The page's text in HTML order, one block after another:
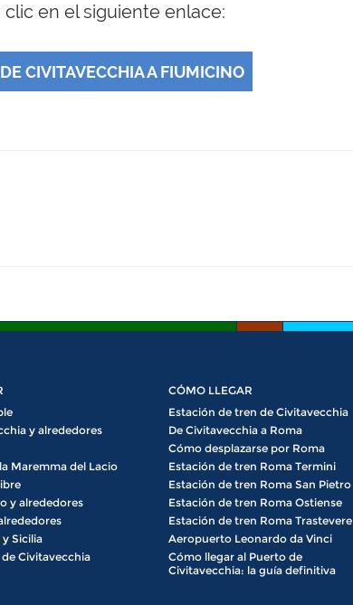
en el siguiente enlace:
CIVITAVECCHIA A FIUMICINO
y alrededores
Maremma del Lacio
y alrededores
Sicilia
de Civitavecchia
CÓMO LLEGAR
Estación de tren de Civitavecchia
De Civitavecchia a Roma
Cómo desplazarse por Roma
Estación de tren Roma Termini
Estación de tren Roma San Pietro
Estación de tren Roma Ostiense
Estación de tren Roma Trastevere
Aeropuerto Leonardo da Vinci
Cómo llegar al Puerto de
Civitavecchia: la guía definitiva